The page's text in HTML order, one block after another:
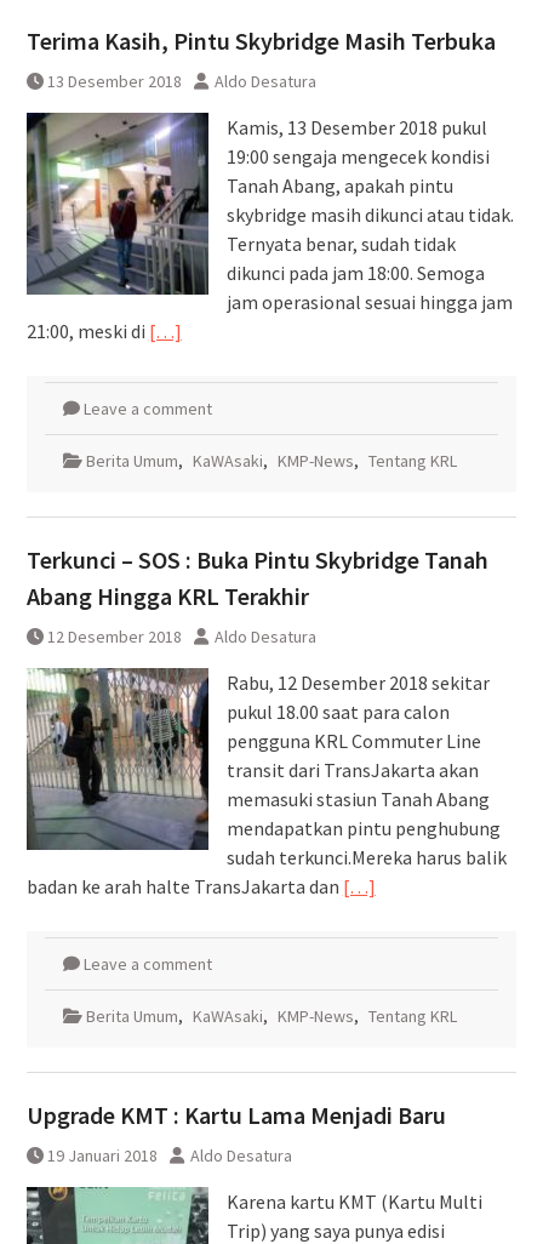
Manggarai Terganggu Akibat KRL
Terima Kasih, Pintu Skybridge Masih Terbuka
13 Desember 2018 Aldo Desatura
Kamis, 13 Desember 2018 pukul
19:00 sengaja mengecek kondisi
Tanah Abang, apakah pintu
skybridge masih dikunci atau tidak.
Ternyata benar, sudah tidak
dikunci pada jam 18:00. Semoga
jam operasional sesuai hingga jam
21:00, meski di […]
Leave a comment
Berita Umum, KaWAsaki, KMP-News, Tentang KRL
Terkunci – SOS : Buka Pintu Skybridge Tanah
Abang Hingga KRL Terakhir
12 Desember 2018 Aldo Desatura
Rabu, 12 Desember 2018 sekitar
pukul 18.00 saat para calon
pengguna KRL Commuter Line
transit dari TransJakarta akan
memasuki stasiun Tanah Abang
mendapatkan pintu penghubung
sudah terkunci.Mereka harus balik
badan ke arah halte TransJakarta dan […]
Leave a comment
Berita Umum, KaWAsaki, KMP-News, Tentang KRL
Upgrade KMT : Kartu Lama Menjadi Baru
19 Januari 2018 Aldo Desatura
Karena kartu KMT (Kartu Multi
Trip) yang saya punya edisi